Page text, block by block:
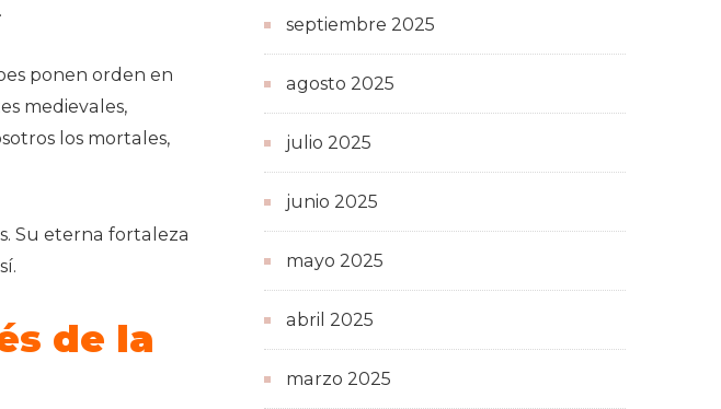
ponen orden en
medievales,
los mortales,
Su eterna fortaleza
de la
septiembre 2025
agosto 2025
julio 2025
junio 2025
mayo 2025
abril 2025
marzo 2025